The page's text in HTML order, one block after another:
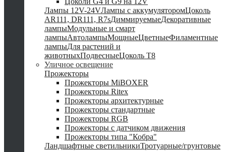
Лампы 12V-24VЛампы с аккумуляторомЦоколь
AR111, DR111, R7sДиммируемыеДекоративные
лампыМодульные и смарт
лампыАвтолампыМощныеЦветныеФиламентные
лампыДля растений и
животныхПодвесныеЦоколь T8
Уличное освещение
Прожекторы
Прожекторы MiBOXER
Прожекторы Ritex
Прожекторы архитектурные
Прожекторы стандартные
Прожекторы RGB
Прожекторы с датчиком движения
Прожекторы типа "Кобра"
Ландшафтные светильникиТротуарные/грунтовые